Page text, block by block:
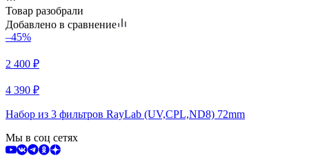
Товар разобрали
Добавлено в сравнение
–45%
2 400 ₽
4 390 ₽
Набор из 3 фильтров RayLab (UV,CPL,ND8) 72mm
Мы в соц сетях